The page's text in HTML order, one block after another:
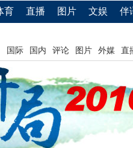
育 直播 图片 文娱 伴
国际 国内 评论 图片 外媒 直